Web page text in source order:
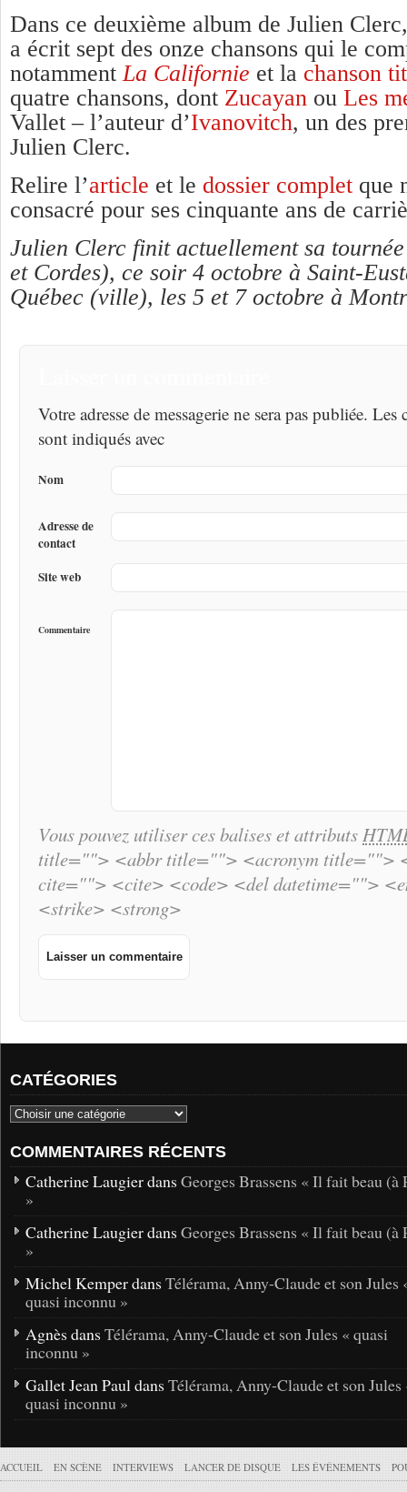
Dans ce deuxième album de Julien
a écrit sept des onze chansons qui le
notamment La Californie et la chanson
quatre chansons, dont Zucayan ou Les
Vallet – l’auteur d’Ivanovitch, un des
Julien Clerc.
Relire l’article et le dossier complet que
consacré pour ses cinquante ans de
Julien Clerc finit actuellement sa
et Cordes), ce soir 4 octobre à Saint-
Québec (ville), les 5 et 7 octobre à
Votre adresse de messagerie ne sera pas publiée.
sont indiqués avec
Nom
Adresse de
contact
Site web
Commentaire
Vous pouvez utiliser ces balises et attributs
title=""> <abbr title=""> <acronym title="">
cite=""> <cite> <code> <del datetime="">
<strike> <strong>
CATÉGORIES
COMMENTAIRES RÉCENTS
Catherine Laugier dans Georges Brassens « Il fait beau (à
»
Catherine Laugier dans Georges Brassens « Il fait beau (à
»
Michel Kemper dans Télérama, Anny-Claude et son Jules
quasi inconnu »
Agnès dans Télérama, Anny-Claude et son Jules « quasi
inconnu »
Gallet Jean Paul dans Télérama, Anny-Claude et son Jules
quasi inconnu »
ACCUEIL EN SCÈNE INTERVIEWS LANCER DE DISQUE LES ÉVÉNEMENTS